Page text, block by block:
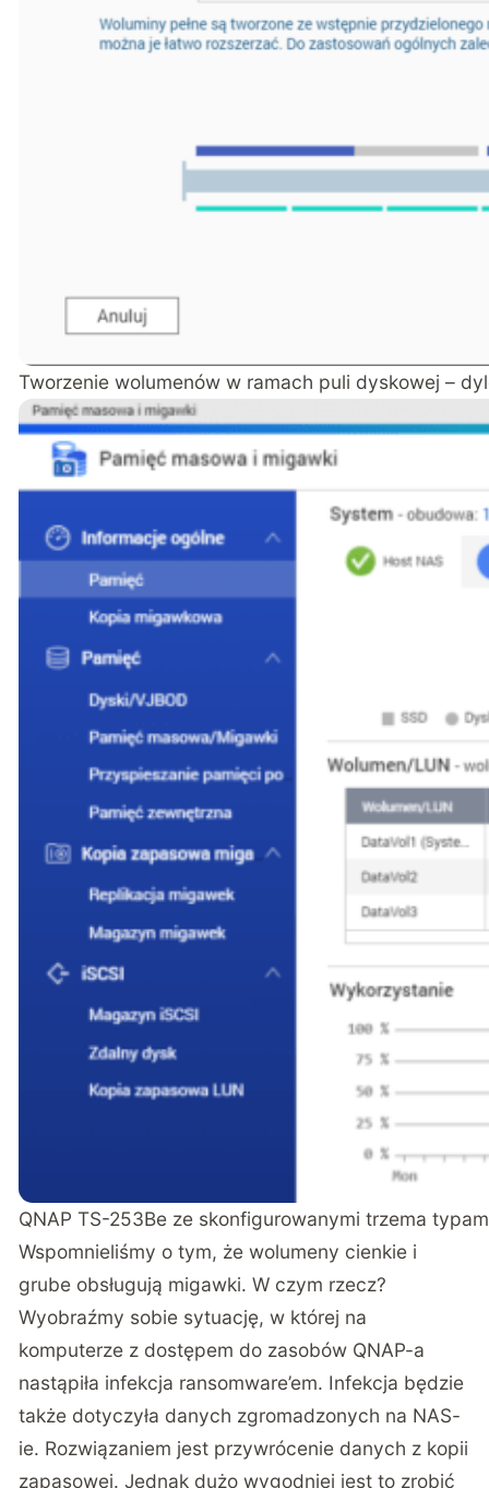
Tworzenie wolumenów w ramach puli dyskowej –
QNAP TS-253Be ze skonfigurowanymi trzema
Wspomnieliśmy o tym, że wolumeny cienkie i
grube obsługują migawki. W czym rzecz?
Wyobraźmy sobie sytuację, w której na
komputerze z dostępem do zasobów QNAP-a
nastąpiła infekcja ransomware’em. Infekcja będzie
także dotyczyła danych zgromadzonych na NAS-
ie. Rozwiązaniem jest przywrócenie danych z kopii
zapasowej. Jednak dużo wygodniej jest to zrobić